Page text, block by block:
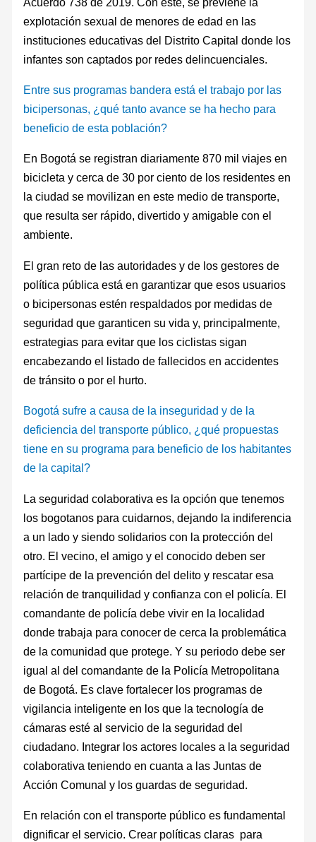
explotación sexual de menores de edad en las
instituciones educativas del Distrito Capital donde los
infantes son captados por redes delincuenciales.
Entre sus programas bandera está el trabajo por las
bicipersonas, ¿qué tanto avance se ha hecho para
beneficio de esta población?
En Bogotá se registran diariamente 870 mil viajes en
bicicleta y cerca de 30 por ciento de los residentes en
la ciudad se movilizan en este medio de transporte,
que resulta ser rápido, divertido y amigable con el
ambiente.
El gran reto de las autoridades y de los gestores de
política pública está en garantizar que esos usuarios
o bicipersonas estén respaldados por medidas de
seguridad que garanticen su vida y, principalmente,
estrategias para evitar que los ciclistas sigan
encabezando el listado de fallecidos en accidentes
de tránsito o por el hurto.
Bogotá sufre a causa de la inseguridad y de la
deficiencia del transporte público, ¿qué propuestas
tiene en su programa para beneficio de los habitantes
de la capital?
La seguridad colaborativa es la opción que tenemos
los bogotanos para cuidarnos, dejando la indiferencia
a un lado y siendo solidarios con la protección del
otro. El vecino, el amigo y el conocido deben ser
partícipe de la prevención del delito y rescatar esa
relación de tranquilidad y confianza con el policía. El
comandante de policía debe vivir en la localidad
donde trabaja para conocer de cerca la problemática
de la comunidad que protege. Y su periodo debe ser
igual al del comandante de la Policía Metropolitana
de Bogotá. Es clave fortalecer los programas de
vigilancia inteligente en los que la tecnología de
cámaras esté al servicio de la seguridad del
ciudadano. Integrar los actores locales a la seguridad
colaborativa teniendo en cuanta a las Juntas de
Acción Comunal y los guardas de seguridad.
En relación con el transporte público es fundamental
dignificar el servicio. Crear políticas claras para